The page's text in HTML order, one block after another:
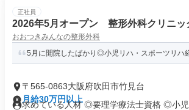
正社員
2026年5月オープン 整形外科クリニッ
おおつきみんなの整形外科
5月に開院したばかり◎小児リハ・スポーツリハ
〒565-0863大阪府吹田市竹見台
月給30万円以上
求めている人材 ◎要理学療法士資格 ◎小児